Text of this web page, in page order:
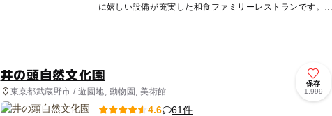
に嬉しい設備が充実した和食ファミリーレストランです。
井の頭自然文化園
東京都武蔵野市 / 遊園地, 動物園, 美術館
保存
1,999
4.6
61件